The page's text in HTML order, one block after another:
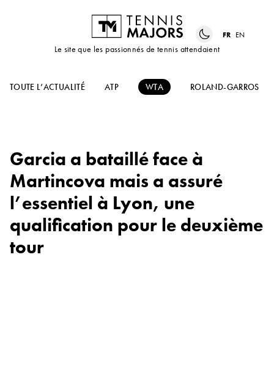
Le site que les passionnés de tennis attendaient
FR EN
TOUTE L’ACTUALITÉ ATP WTA ROLAND-GARROS
Garcia a bataillé face à
Martincova mais a assuré
l’essentiel à Lyon, une
qualification pour le deuxième
tour